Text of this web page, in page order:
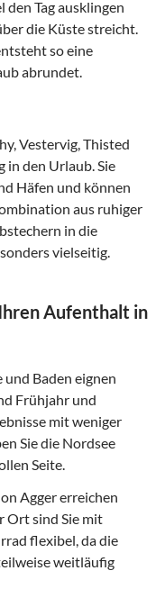
den Tag ausklingen
die Küste streicht.
so eine
abrundet.
Vestervig, Thisted
in den Urlaub. Sie
Häfen und können
aus ruhiger
in die
vielseitig.
Aufenthalt in
und Baden eignen
Frühjahr und
mit weniger
Sie die Nordsee
Seite.
Agger erreichen
Ort sind Sie mit
flexibel, da die
weitläufig